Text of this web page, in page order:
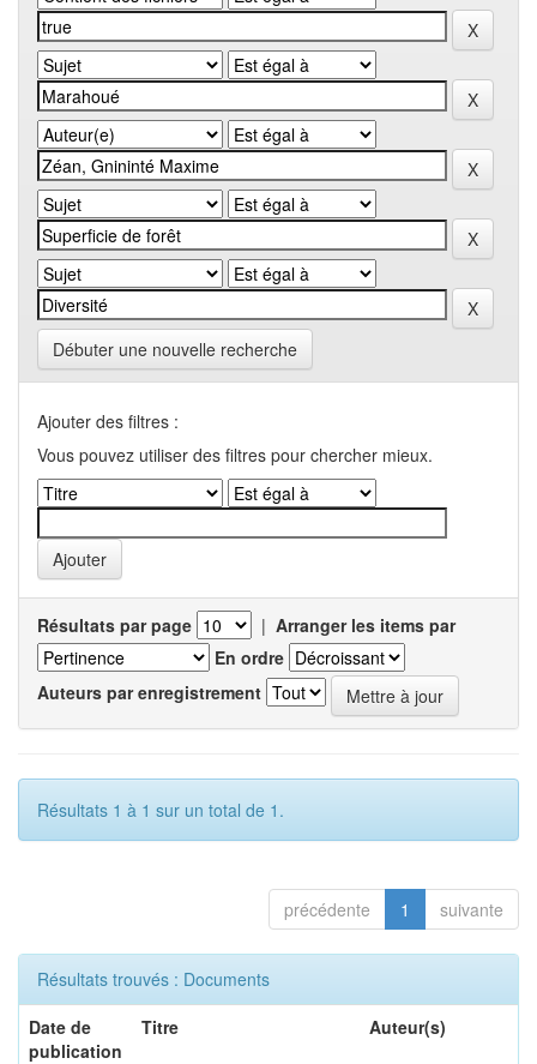
Débuter une nouvelle recherche
Ajouter des filtres :
Vous pouvez utiliser des filtres pour chercher mieux.
Résultats par page | Arranger les items par
En ordre
Auteurs par enregistrement
Résultats 1 à 1 sur un total de 1.
précédente 1 suivante
Résultats trouvés : Documents
Date de
publication
Titre Auteur(s)